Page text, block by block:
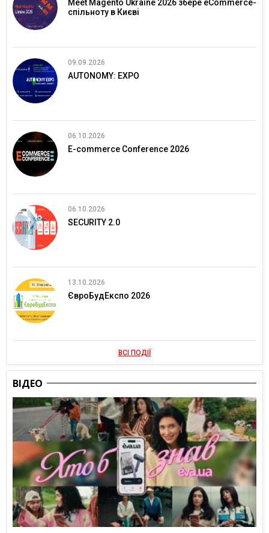
Meet Magento Ukraine 2026 збере eCommerce-
спільноту в Києві
09.09.2026
AUTONOMY: EXPO
06.10.2026
E-commerce Conference 2026
06.10.2026
SECURITY 2.0
13.10.2026
ЄвроБудЕкспо 2026
ВСІ ПОДІЇ
ВІДЕО